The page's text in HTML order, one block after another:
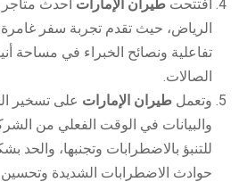
افتتحت طيران الإمارات أحدث متاجر
الرياض، حيث تقدم تجربة سفر
تفاعلية ونصائح الخبراء في مساحة
الصالات.
وتعمل طيران الإمارات على تسخير
والبيانات في الوقت الفعلي من
للتنبؤ بالاضطرابات وتجنبها، والحد
حوادث الاضطرابات الشديدة